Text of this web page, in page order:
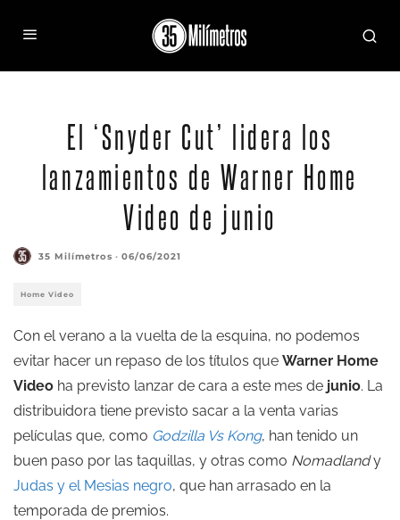
El ‘Snyder Cut’ lidera los
lanzamientos de Warner Home
Video de junio
35 Milímetros · 06/06/2021
Home Video
Con el verano a la vuelta de la esquina, no podemos
evitar hacer un repaso de los títulos que Warner Home
Video ha previsto lanzar de cara a este mes de junio. La
distribuidora tiene previsto sacar a la venta varias
películas que, como Godzilla Vs Kong, han tenido un
buen paso por las taquillas, y otras como Nomadlandy
Judas y el Mesias negro, que han arrasado en la
temporada de premios.